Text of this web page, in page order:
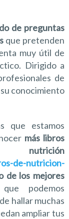
de preguntas
que pretenden
muy útil de
Dirigido a
de
conocimiento
que estamos
más libros
de-nutricion-
de los mejores
podemos
hallar muchas
ampliar tus